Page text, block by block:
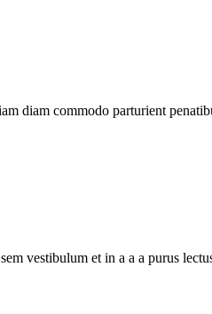
diam commodo parturient
vestibulum et in a a a purus